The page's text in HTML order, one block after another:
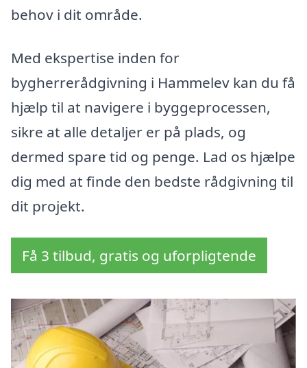
behov i dit område.
Med ekspertise inden for
bygherrerådgivning i Hammelev kan du få
hjælp til at navigere i byggeprocessen,
sikre at alle detaljer er på plads, og
dermed spare tid og penge. Lad os hjælpe
dig med at finde den bedste rådgivning til
dit projekt.
Få 3 tilbud, gratis og uforpligtende